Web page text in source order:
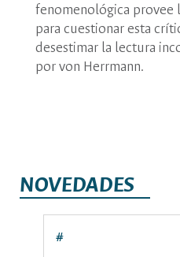
fenomenológica provee
para cuestionar esta
desestimar la lectura
por von Herrmann.
NOVEDADES
#